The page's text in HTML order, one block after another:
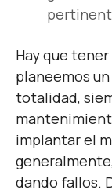
Hay que
planeemos
totalidad,
implantar el
dando fallos.